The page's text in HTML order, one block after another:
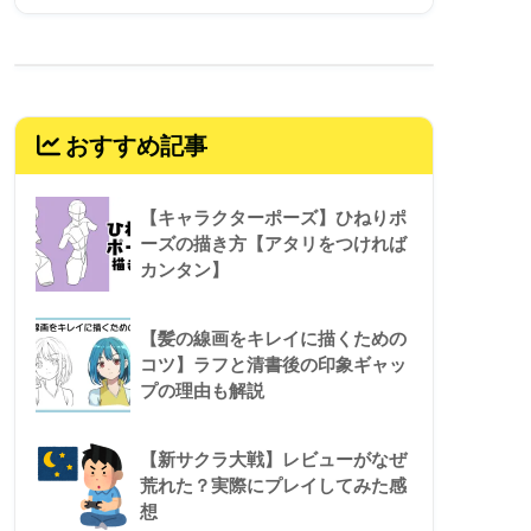
おすすめ記事
【キャラクターポーズ】ひねりポ
ーズの描き方【アタリをつければ
カンタン】
【髪の線画をキレイに描くための
コツ】ラフと清書後の印象ギャッ
プの理由も解説
【新サクラ大戦】レビューがなぜ
荒れた？実際にプレイしてみた感
想